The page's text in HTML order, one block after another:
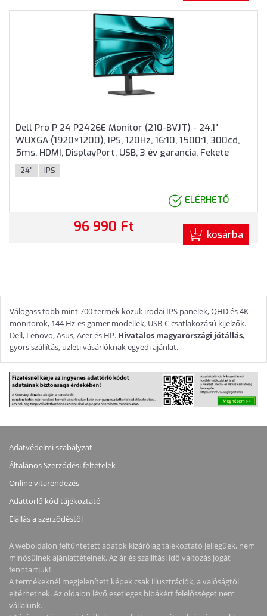
Dell Pro P 24 P2426E Monitor (210-BVJT) - 24.1"
WUXGA (1920×1200), IPS, 120Hz, 16:10, 1500:1, 300cd,
5ms, HDMI, DisplayPort, USB, 3 év garancia, Fekete
színben
24" IPS
ELÉRHETŐ
96 990 Ft kosárba
Válogass több mint 700 termék közül: irodai IPS panelek, QHD és 4K
monitorok, 144 Hz-es gamer modellek, USB-C csatlakozású kijelzők.
Dell, Lenovo, Asus, Acer és HP. Hivatalos magyarországi jótállás,
gyors szállítás, üzleti vásárlóknak egyedi ajánlat.
Adatvédelmi szabályzat
Általános Szerződési feltételek
Online vitarendezés
Adattörlő kód tájékoztató
Elállás a szerződéstől
A weboldalon feltüntetett adatok kizárólag tájékoztató jellegűek, nem
minősülnek ajánlattételnek. Az ár és szállítási idő változás jogát
fenntartjuk!
A termékeknél megjelenített képek csak illusztrációk, a valóságtól
eltérhetnek. Az oldalon lévő esetleges hibákért felelősséget nem
vállalunk.